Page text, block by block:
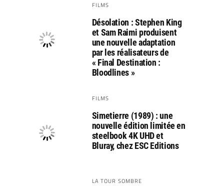
FILMS
Désolation : Stephen King
et Sam Raimi produisent
une nouvelle adaptation
par les réalisateurs de
« Final Destination :
Bloodlines »
FILMS
Simetierre (1989) : une
nouvelle édition limitée en
steelbook 4K UHD et
Bluray, chez ESC Editions
LA TOUR SOMBRE